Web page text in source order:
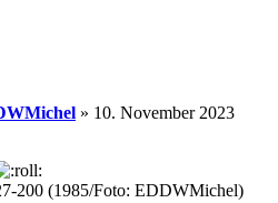
» 10. November 2023
200 (1985/Foto: EDDWMichel)